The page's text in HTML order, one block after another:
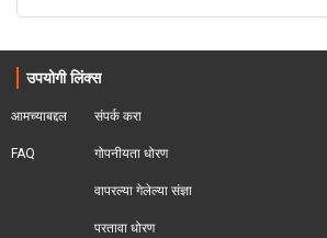
उपयोगी लिंक्स
आमच्याबद्दल
FAQ
संपर्क करा
गोपनीयता धोरण
वापरल्या गेलेल्या संज्ञा
परतावा धोरण